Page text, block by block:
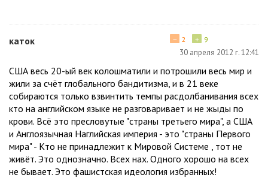
каток + 9
− 2
30 апреля 2012 г. 12:41
США весь 20-ый век колошматили и потрошили весь мир и
жили за счёт глобального бандитизма, и в 21 веке
собираются только взвинтить темпы расдолбанивания всех
кто на английском языке не разговаривает и не жыды по
крови. Всё это пресловутые "страны третьего мира", а США
и Англоязычная Наглийская империя - это "страны Первого
мира" - Кто не принадлежит к Мировой Системе , тот не
живёт. Это однозначно. Всех нах. Одного хорошо на всех
не бывает. Это фашистская идеология избранных!